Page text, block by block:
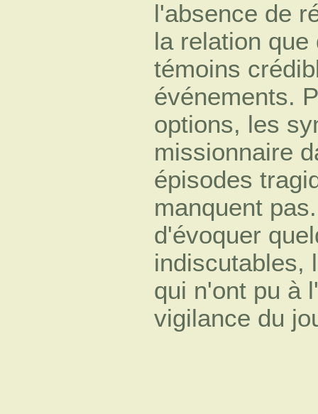
l'absence de
la relation que
témoins
événements.
options, les
missionnaire
épisodes
manquent
d'évoquer
indiscutables,
qui n'ont pu à
vigilance du